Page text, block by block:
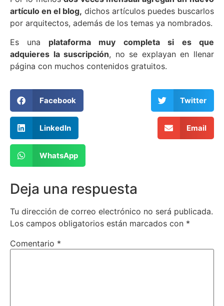
artículo en el blog, dichos artículos puedes buscarlos
por arquitectos, además de los temas ya nombrados.
Es una plataforma muy completa si es que
adquieres la suscripción, no se explayan en llenar
página con muchos contenidos gratuitos.
Facebook Twitter
LinkedIn Email
WhatsApp
Deja una respuesta
Tu dirección de correo electrónico no será publicada.
Los campos obligatorios están marcados con *
Comentario *